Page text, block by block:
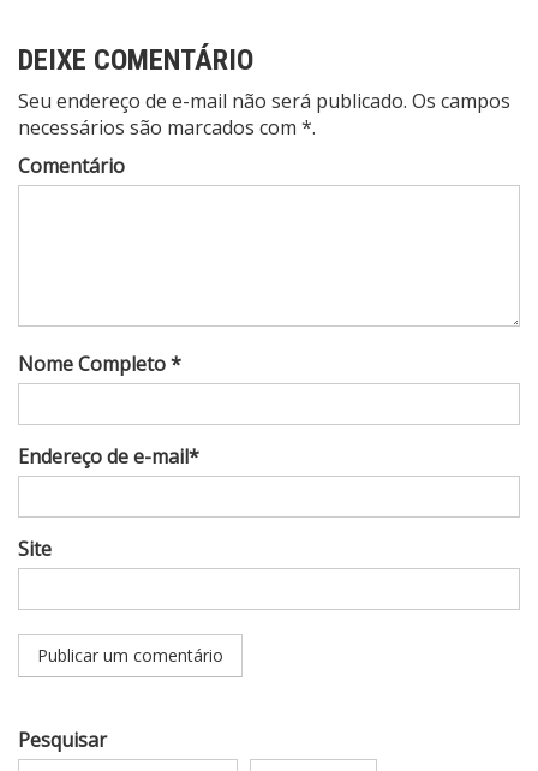
DEIXE COMENTÁRIO
Seu endereço de e-mail não será publicado. Os campos
necessários são marcados com *.
Comentário
Nome Completo *
Endereço de e-mail*
Site
Pesquisar